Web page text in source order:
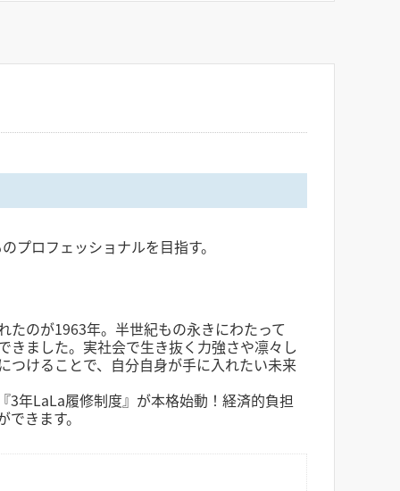
プロフェッショナルを目指す。
たのが1963年。半世紀もの永きにわたって
きました。実社会で生き抜く力強さや凛々し
つけることで、自分自身が手に入れたい未来
年LaLa履修制度』が本格始動！経済的負担
きます。